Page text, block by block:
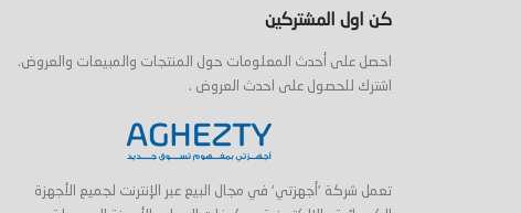
كن اول المشتركين
احصل على أحدث المعلومات حول المنتجات والمبيعات والعروض.
اشترك للحصول على احدث العروض .
تعمل شركة 'أجهزتي' في مجال البيع عبر الإنترنت لجميع الأجهزة